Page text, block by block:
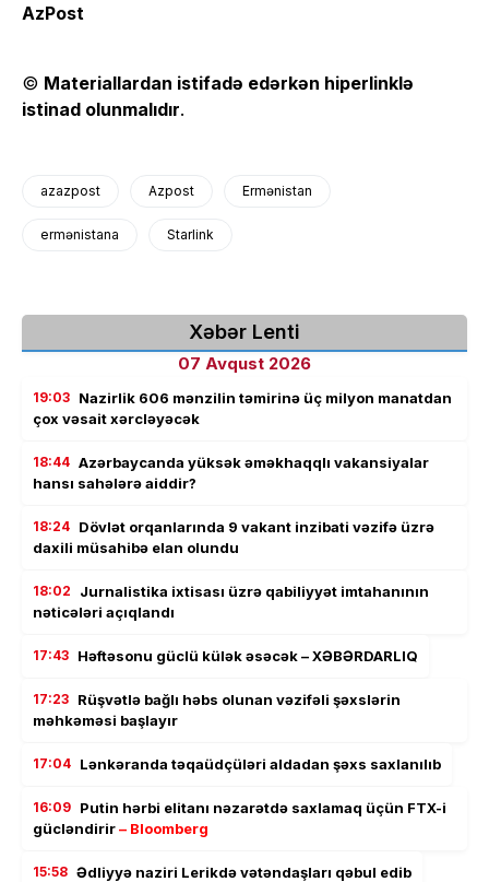
AzPost
© Materiallardan istifadə edərkən hiperlinklə
istinad olunmalıdır.
azazpost Azpost Ermənistan
ermənistana Starlink
Xəbər Lenti
07 Avqust 2026
19:03 Nazirlik 606 mənzilin təmirinə üç milyon manatdan
çox vəsait xərcləyəcək
18:44 Azərbaycanda yüksək əməkhaqqlı vakansiyalar
hansı sahələrə aiddir?
18:24 Dövlət orqanlarında 9 vakant inzibati vəzifə üzrə
daxili müsahibə elan olundu
18:02
Jurnalistika ixtisası üzrə qabiliyyət imtahanının
nəticələri açıqlandı
17:43 Həftəsonu güclü külək əsəcək – XƏBƏRDARLIQ
17:23 Rüşvətlə bağlı həbs olunan vəzifəli şəxslərin
məhkəməsi başlayır
17:04 Lənkəranda təqaüdçüləri aldadan şəxs saxlanılıb
16:09 Putin hərbi elitanı nəzarətdə saxlamaq üçün FTX-i
gücləndirir– Bloomberg
15:58 Ədliyyə naziri Lerikdə vətəndaşları qəbul edib